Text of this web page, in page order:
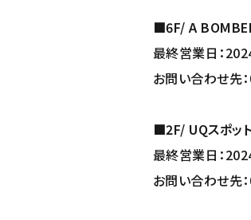
■6F/ A
最終営業日：
お問い合わせ先
■2F/ UQスポッ
最終営業日：
お問い合わせ先